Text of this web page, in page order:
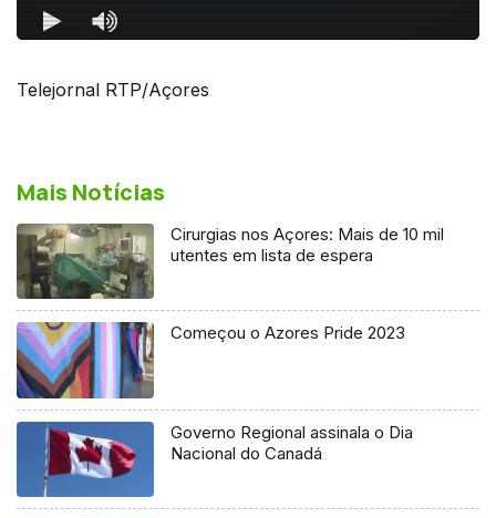
Telejornal RTP/Açores
Mais Notícias
Cirurgias nos Açores: Mais de 10 mil
utentes em lista de espera
Começou o Azores Pride 2023
Governo Regional assinala o Dia
Nacional do Canadá